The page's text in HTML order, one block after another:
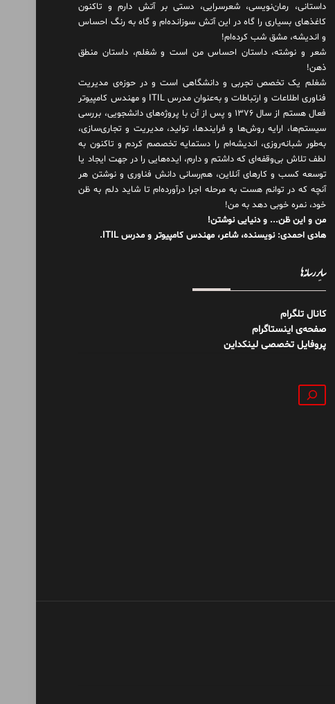
داستانی، رمان‌نویسی، شعرسرایی، دستی بر آتش دارم و تاکنون
کاغذهای بسیاری را گاه در این آتش سوزانده‌ام و گاه به رنگ احساس
و اندیشه، مشق شب کرده‌ام!
شعر و نوشته، داستان احساس من است و شغلم، داستان منطق
ذهن!
شغلم یک تخصص تجربی و دانشگاهی است و در حوزه‌ی مدیریت
فناوری اطلاعات و ارتباطات و به‌عنوان مدرس ITIL و مهندس کامپیوتر
فعال هستم از سال ۱۳۷۶ و پس از آن با پروژه‌های دانشجویی، بررسی
سیستم‌ها، ارایه روش‌ها و فرایندها، تولید، مدیریت و تجاری‌سازی،
به‌طور شبانه‌روزی، اندیشه‌ام را دستمایه تخصصم کردم و تاکنون به
لطف تلاش بی‌وقفه‌ای که داشتم و دارم، اید‌ه‌هایی را در جهت ایجاد یا
توسعه کسب و کارهای آنلاین، هم‌رسانی دانش فناوری و نوشتن هر
آنچه که در توانم هست به مرحله اجرا درآورده‌ام تا شاید دلم به ظن
خود، نمره خوبی دهد به من!
من و این ظن... و دنیایی نوشتن!
هادی احمدی: نویسنده، شاعر، مهندس کامپیوتر و مدرس ITIL.
سایر رسانه‌ها
کانال تلگرام
صفحه‌ی اینستاگرام
پروفایل تخصصی لینکداین
جستجو